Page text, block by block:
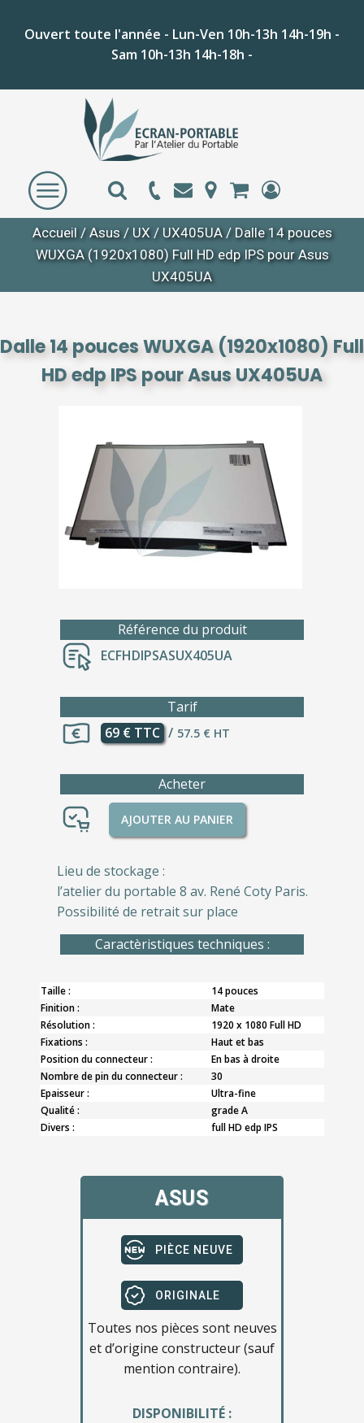
Ouvert toute l'année - Lun-Ven 10h-13h 14h-19h -
Sam 10h-13h 14h-18h -
Accueil/ Asus/ UX/ UX405UA/ Dalle 14 pouces
WUXGA (1920x1080) Full HD edp IPS pour Asus
UX405UA
Dalle 14 pouces WUXGA (1920x1080) Full
HD edp IPS pour Asus UX405UA
Référence du produit
ECFHDIPSASUX405UA
Tarif
69 € TTC / 57.5 € HT
Acheter
AJOUTER AU PANIER
Lieu de stockage :
l’atelier du portable 8 av. René Coty Paris.
Possibilité de retrait sur place
Caractèristiques techniques :
Taille :
14 pouces
Finition :
Mate
Résolution :
1920 x 1080 Full HD
Fixations :
Haut et bas
Position du connecteur :
En bas à droite
Nombre de pin du connecteur :
30
Epaisseur :
Ultra-fine
Qualité :
grade A
Divers :
full HD edp IPS
ASUS
PIÈCE NEUVE
ORIGINALE
Toutes nos pièces sont neuves
et d’origine constructeur (sauf
mention contraire).
DISPONIBILITÉ :